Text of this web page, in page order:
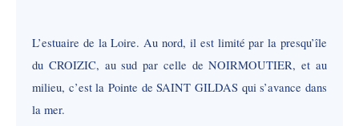
L’estuaire de la Loire. Au nord, il est limité par la presqu’île
du CROIZIC, au sud par celle de NOIRMOUTIER, et au
milieu, c’est la Pointe de SAINT GILDAS qui s’avance dans
la mer.